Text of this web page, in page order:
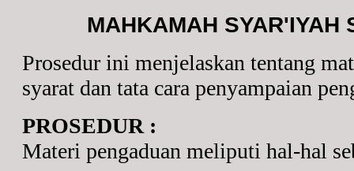
MAHKAMAH SYAR'IYAH
Prosedur ini menjelaskan tentang
syarat dan tata cara penyampaian
PROSEDUR :
Materi pengaduan meliputi hal-hal